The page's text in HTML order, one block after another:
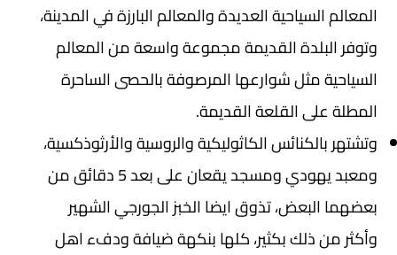
المعالم السياحية العديدة والمعالم البارزة في المدينة،
وتوفر البلدة القديمة مجموعة واسعة من المعالم
السياحية مثل شوارعها المرصوفة بالحصى الساحرة
المطلة على القلعة القديمة.
وتشتهر بالكنائس الكاثوليكية والروسية والأرثوذكسية،
ومعبد يهودي ومسجد يقعان على بعد 5 دقائق من
بعضهما البعض، تذوق ايضا الخبز الجورجي الشهير
وأكثر من ذلك بكثير، كلها بنكهة ضيافة ودفء اهل